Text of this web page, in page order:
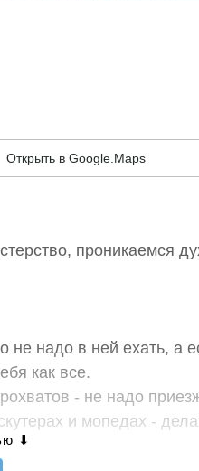
Открыть в Google.Maps
проникаемся
не надо в ней ехать, а
как все.
- не надо
и мопедах -